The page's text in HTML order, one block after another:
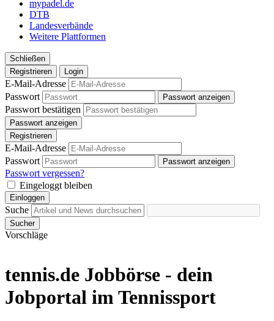
mypadel.de
DTB
Landesverbände
Weitere Plattformen
Schließen
Registrieren
Login
E-Mail-Adresse
Passwort
Passwort anzeigen
Passwort bestätigen
Passwort anzeigen
Registrieren
E-Mail-Adresse
Passwort
Passwort anzeigen
Passwort vergessen?
Eingeloggt bleiben
Einloggen
Suche
Sucher
Vorschläge
tennis.de Jobbörse - dein
Jobportal im Tennissport